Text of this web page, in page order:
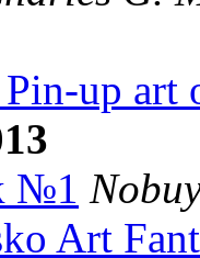
up art
№1
Art